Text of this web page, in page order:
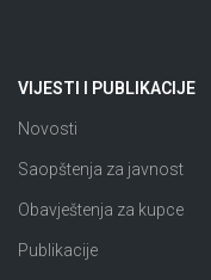
VIJESTI I PUBLIKACIJE
Novosti
Saopštenja za javnost
Obavještenja za kupce
Publikacije